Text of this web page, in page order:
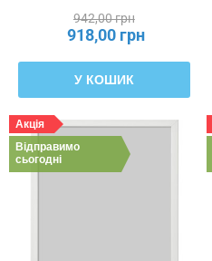
942,00 грн
918,00 грн
У КОШИК
Акція
Відправимо
сьогодні